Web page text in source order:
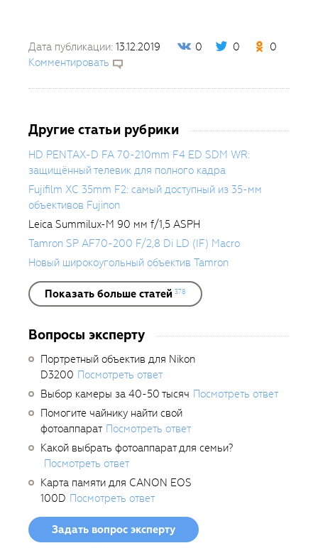
Дата публикации: 13.12.2019 0 0
0
Комментировать
Другие статьи рубрики
HD PENTAX-D FA 70-210mm F4 ED SDM WR:
защищённый телевик для полного кадра
Fujifilm XC 35mm F2: самый доступный из 35-мм
объективов Fujinon
Leica Summilux-M 90 мм f/1,5 ASPH
Tamron SP AF70-200 F/2,8 Di LD (IF) Macro
Новый широкоугольный объектив Tamron
Показать больше статей 378
Вопросы эксперту
Портретный объектив для Nikon
D3200 Посмотреть ответ
Выбор камеры за 40-50 тысяч Посмотреть ответ
Помогите чайнику найти свой
фотоаппарат Посмотреть ответ
Какой выбрать фотоаппарат для семьи?
Посмотреть ответ
Карта памяти для CANON EOS
100D Посмотреть ответ
Задать вопрос эксперту